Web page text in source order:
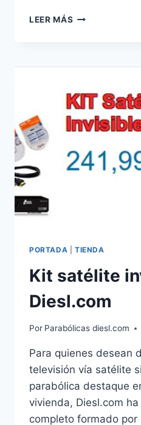
LEER MÁS CNN
A
PARTIR
DEL
DÍA
PORTADA TIENDA
Kit satélite
Diesl.com
Por Parabólicas diesl.com
Para quienes desean
televisión vía satélite
parabólica destaque
vivienda, Diesl.com
completo formado